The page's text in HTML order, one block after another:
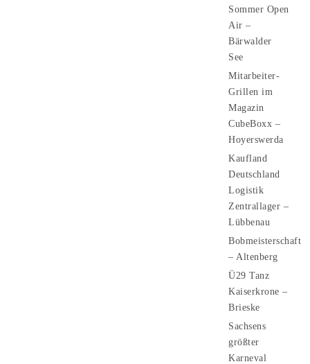
Sommer Open
Air –
Bärwalder
See
Mitarbeiter-
Grillen im
Magazin
CubeBoxx –
Hoyerswerda
Kaufland
Deutschland
Logistik
Zentrallager –
Lübbenau
Bobmeisterschaft
– Altenberg
Ü29 Tanz
Kaiserkrone –
Brieske
Sachsens
größter
Karneval